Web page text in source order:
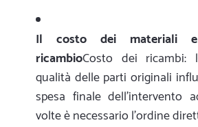
Il costo dei materiali
ricambioCosto dei
qualità delle parti originali
spesa finale dell'intervento
volte è necessario l'ordine